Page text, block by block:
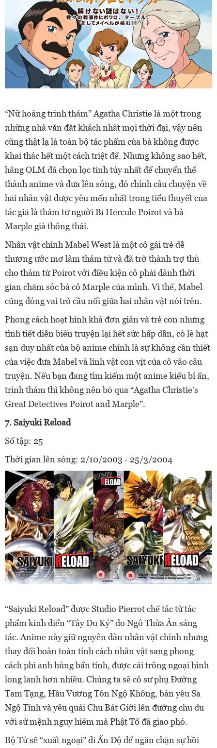
“Nữ hoàng trinh thám” Agatha Christie là một trong
những nhà văn đắt khách nhất mọi thời đại, vậy nên
cũng thật lạ là toàn bộ tác phẩm của bà không được
khai thác hết một cách triệt để. Nhưng không sao hết,
hãng OLM đã chọn lọc tinh túy nhất để chuyển thể
thành anime và đưa lên sóng, đó chính câu chuyện về
hai nhân vật được yêu mến nhất trong tiểu thuyết của
tác giả là thám tử người Bỉ Hercule Poirot và bà
Marple già thông thái.
Nhân vật chính Mabel West là một cô gái trẻ dễ
thương ước mơ làm thám tử và đã trở thành trợ thủ
cho thám tử Poirot với điều kiện cô phải dành thời
gian chăm sóc bà cô Marple của mình. Vì thế, Mabel
cũng đóng vai trò cầu nối giữa hai nhân vật nói trên.
Phong cách hoạt hình khá đơn giản và trẻ con nhưng
tình tiết diễn biến truyện lại hết sức hấp dẫn, có lẽ hạt
sạn duy nhất của bộ anime chính là sự không cần thiết
của việc đưa Mabel và linh vật con vịt của cô vào câu
truyện. Nếu bạn đang tìm kiếm một anime kiểu bí ẩn,
trinh thám thì không nên bỏ qua “Agatha Christie's
Great Detectives Poirot and Marple”.
7. Saiyuki Reload
Số tập: 25
Thời gian lên sóng: 2/10/2003 - 25/3/2004
“Saiyuki Reload” được Studio Pierrot chế tác từ tác
phẩm kinh điển “Tây Du Ký” do Ngô Thừa Ân sáng
tác. Anime này giữ nguyên dàn nhân vật chính nhưng
thay đổi hoàn toàn tính cách nhân vật sang phong
cách phi anh hùng bẩn tính, được cái trông ngoại hình
long lanh hơn nhiều. Chúng ta sẽ có sư phụ Đường
Tam Tạng, Hầu Vương Tôn Ngộ Không, bán yêu Sa
Ngộ Tĩnh và yêu quái Chu Bát Giới lên đường chu du
với sứ mệnh nguy hiểm mà Phật Tổ đã giao phó.
Bộ Tứ sẽ “xuất ngoại” đi Ấn Độ để ngăn chặn sự hồi